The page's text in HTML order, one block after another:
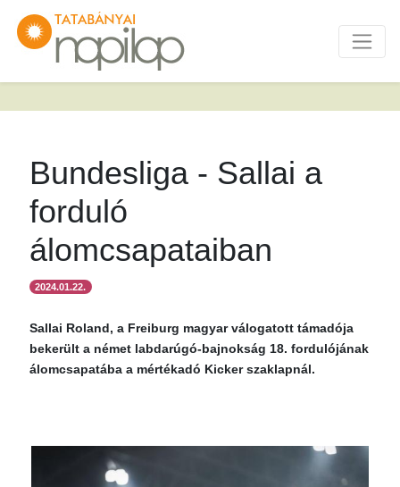
Bundesliga - Sallai a
forduló
álomcsapataiban
2024.01.22.
Sallai Roland, a Freiburg magyar válogatott támadója
bekerült a német labdarúgó-bajnokság 18. fordulójának
álomcsapatába a mértékadó Kicker szaklapnál.